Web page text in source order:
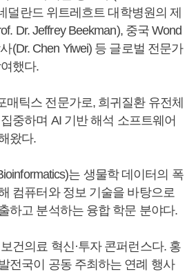
덜란드 위트레흐트 대학병원의 제
Dr. Jeffrey Beekman), 중국 Wond
(Dr. Chen Yiwei) 등 글로벌 전문가
했다.
매틱스 전문가로, 희귀질환 유전체
중하며 AI 기반 해석 소프트웨어
왔다.
는 생물학 데이터의 폭
컴퓨터와 정보 기술을 바탕으로
하고 분석하는 융합 학문 분야다.
건의료 혁신·투자 콘퍼런스다. 홍
전국이 공동 주최하는 연례 행사